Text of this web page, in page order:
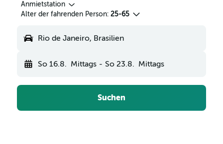
Anmietstation
Alter der fahrenden Person: 25-65
Rio de Janeiro, Brasilien
So 16.8. Mittags - So 23.8. Mittags
Suchen